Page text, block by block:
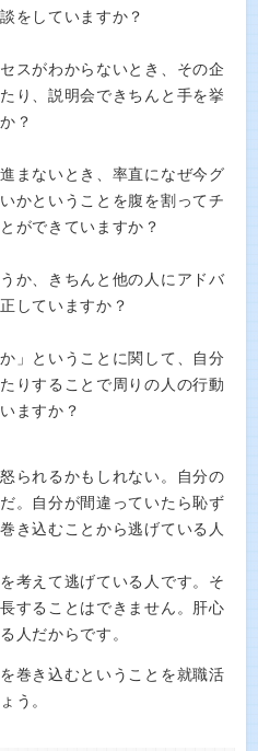
をしていますか？
スがわからないとき、その企
り、説明会できちんと手を挙
？
まないとき、率直になぜ今グ
かということを腹を割ってチ
ができていますか？
か、きちんと他の人にアドバ
していますか？
」ということに関して、自分
りすることで周りの人の行動
ますか？
られるかもしれない。自分の
。自分が間違っていたら恥ず
き込むことから逃げている人
考えて逃げている人です。そ
することはできません。肝心
人だからです。
巻き込むということを就職活
う。